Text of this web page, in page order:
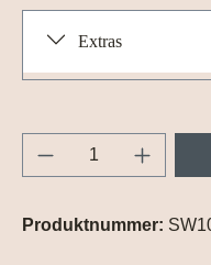
Extras
Produkt Anzahl:
Produktnummer: